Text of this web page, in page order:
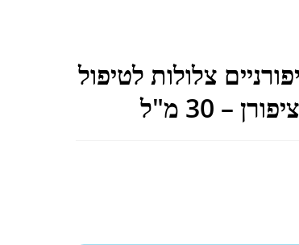
צלולות לטיפול
– 30 מ"ל